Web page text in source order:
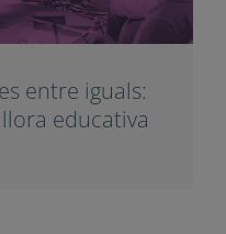
entre iguals:
educativa